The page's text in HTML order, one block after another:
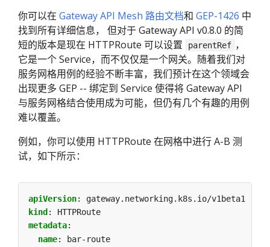
你可以在 Gateway API Mesh 路由文档和 GEP-1426 中
找到所有详细信息， 但对于 Gateway API v0.8.0 的简
短的版本是现在 HTTPRoute 可以设置
parentRef ，
它是一个 Service，而不仅仅是一个网关。随着我们对
服务网格用例的经验不断丰富，我们预计在这个领域会
出现更多 GEP -- 绑定到 Service 使得将 Gateway API
与服务网格结合使用成为可能，但仍有几个有趣的用例
难以覆盖。
例如，你可以使用 HTTPRoute 在网格中进行 A-B 测
试，如下所示：
apiVersion:
gateway.networking.k8s.io/v1beta1
kind :
HTTPRoute
metadata:
name:
bar-route